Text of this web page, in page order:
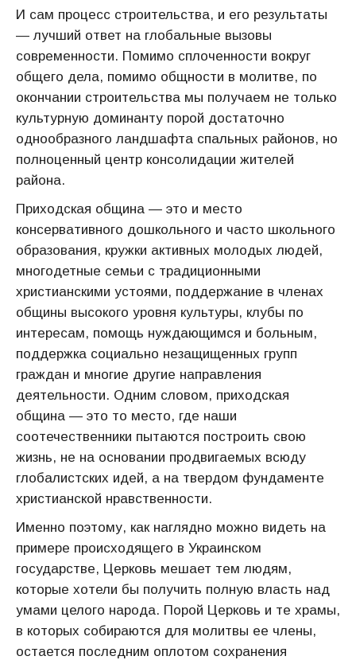
И сам процесс строительства, и его результаты
— лучший ответ на глобальные вызовы
современности. Помимо сплоченности вокруг
общего дела, помимо общности в молитве, по
окончании строительства мы получаем не только
культурную доминанту порой достаточно
однообразного ландшафта спальных районов, но
полноценный центр консолидации жителей
района.
Приходская община — это и место
консервативного дошкольного и часто школьного
образования, кружки активных молодых людей,
многодетные семьи с традиционными
христианскими устоями, поддержание в членах
общины высокого уровня культуры, клубы по
интересам, помощь нуждающимся и больным,
поддержка социально незащищенных групп
граждан и многие другие направления
деятельности. Одним словом, приходская
община — это то место, где наши
соотечественники пытаются построить свою
жизнь, не на основании продвигаемых всюду
глобалистских идей, а на твердом фундаменте
христианской нравственности.
Именно поэтому, как наглядно можно видеть на
примере происходящего в Украинском
государстве, Церковь мешает тем людям,
которые хотели бы получить полную власть над
умами целого народа. Порой Церковь и те храмы,
в которых собираются для молитвы ее члены,
остается последним оплотом сохранения